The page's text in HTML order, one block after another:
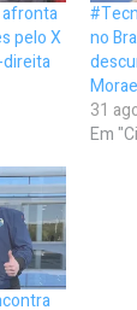
pelo X
no
31
Em